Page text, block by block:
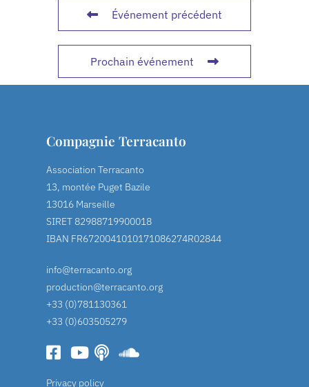
Événement précédent
Prochain événement
Compagnie Terracanto
Association Terracanto
13, montée Puget Bazile
13016 Marseille
SIRET 82988719900018
IBAN FR6720041010171086274R02844
info@terracanto.org
production@terracanto.org
+33 (0)781130361
+33 (0)603505279
Privacy policy